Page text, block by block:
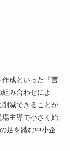
成といった「言
み合わせによ
削減できることが
主導で小さく始
足を踏む中小企